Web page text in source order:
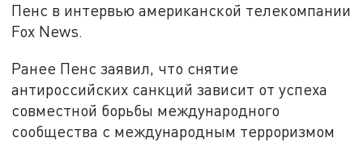
Пенс в интервью американской телекомпании
Fox News.
Ранее Пенс заявил, что снятие
антироссийских санкций зависит от успеха
совместной борьбы международного
сообщества с международным терроризмом